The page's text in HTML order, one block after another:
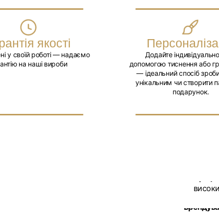
Деталі
Тип
отвір
зняти.
якості
у своїй роботі — надаємо
на наші вироби
Додайте
допомогою тиснення або
— ідеальний спосіб
унікальним чи створити
подарунок.